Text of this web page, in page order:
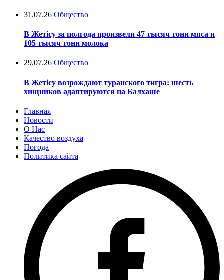
31.07.26 Общество
В Жетісу за полгода произвели 47 тысяч тонн мяса и
105 тысяч тонн молока
29.07.26 Общество
В Жетісу возрождают туранского тигра: шесть
хищников адаптируются на Балхаше
Главная
Новости
О Нас
Качество воздуха
Погода
Политика сайта